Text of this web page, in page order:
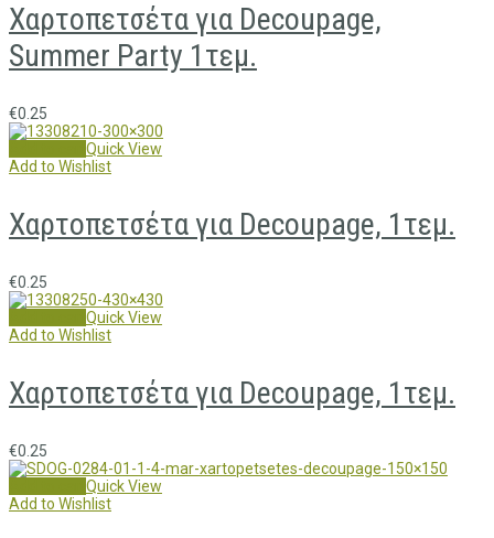
Χαρτοπετσέτα για Decoupage,
Summer Party 1τεμ.
€0.25
Quick View
Add to Wishlist
Χαρτοπετσέτα για Decoupage, 1τεμ.
€0.25
Quick View
Add to Wishlist
Χαρτοπετσέτα για Decoupage, 1τεμ.
€0.25
Quick View
Add to Wishlist